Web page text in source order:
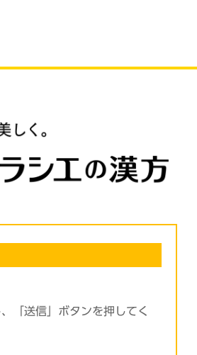
「送信」ボタンを押してく